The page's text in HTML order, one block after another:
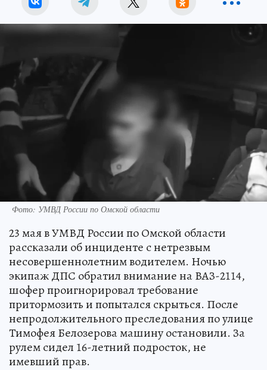
Фото: УМВД России по Омской области
23 мая в УМВД России по Омской области
рассказали об инциденте с нетрезвым
несовершеннолетним водителем. Ночью
экипаж ДПС обратил внимание на ВАЗ-2114,
шофер проигнорировал требование
притормозить и попытался скрыться. После
непродолжительного преследования по улице
Тимофея Белозерова машину остановили. За
рулем сидел 16-летний подросток, не
имевший прав.